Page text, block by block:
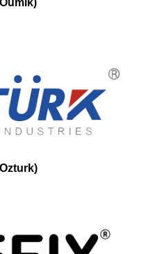
Oumik)
)